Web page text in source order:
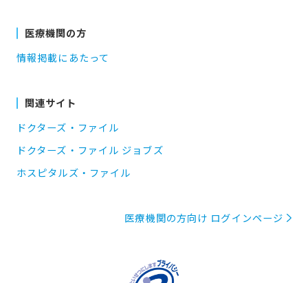
医療機関の方
情報掲載にあたって
関連サイト
ドクターズ・ファイル
ドクターズ・ファイル ジョブズ
ホスピタルズ・ファイル
医療機関の方向け ログインページ